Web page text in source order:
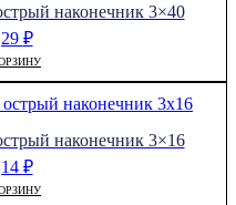
наконечник 3×40
₽
наконечник 3×16
₽